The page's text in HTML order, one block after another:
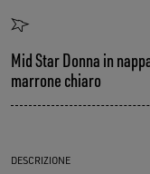
Mid Star Donna in
marrone chiaro
DESCRIZIONE